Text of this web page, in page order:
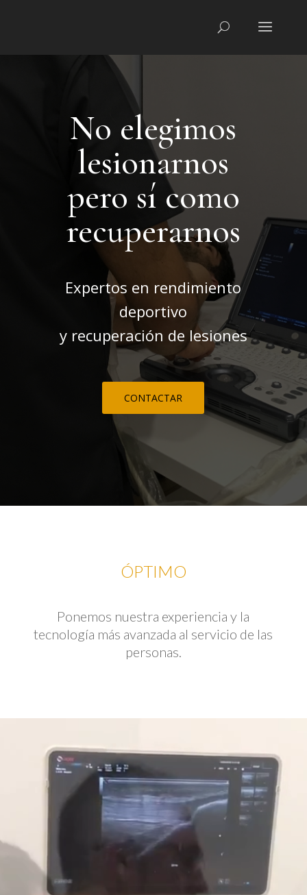
No elegimos
lesionarnos
pero sí como
recuperarnos
Expertos en rendimiento
deportivo
y recuperación de lesiones
CONTACTAR
ÓPTIMO
Ponemos nuestra experiencia y la
tecnología más avanzada al servicio de las
personas.